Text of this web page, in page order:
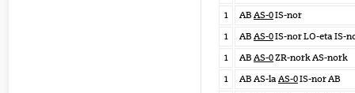
1
AB AS-0IS-nor
1
AB AS-0IS-nor LO-eta IS-
1
AB AS-0ZR-nork AS-nork
1
AB AS-laAS-0IS-nor AB